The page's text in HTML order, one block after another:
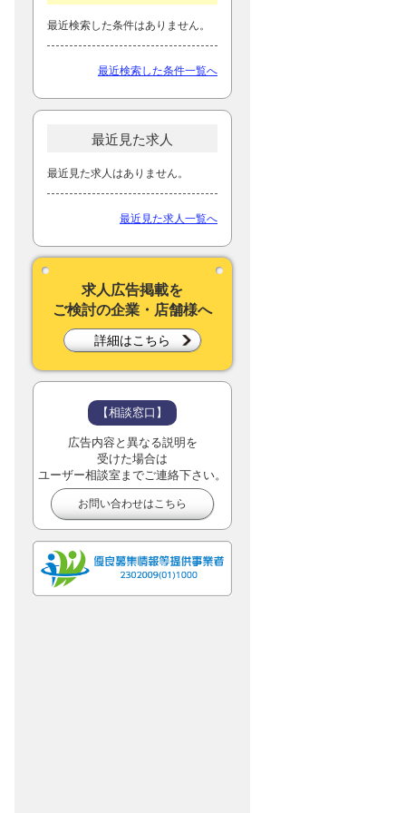
最近検索した条件はありません。
最近検索した条件一覧へ
最近見た求人
最近見た求人はありません。
最近見た求人一覧へ
求人広告掲載を
ご検討の企業・店舗様へ
詳細はこちら
【相談窓口】
広告内容と異なる説明を
受けた場合は
ユーザー相談室までご連絡下さい。
お問い合わせはこちら